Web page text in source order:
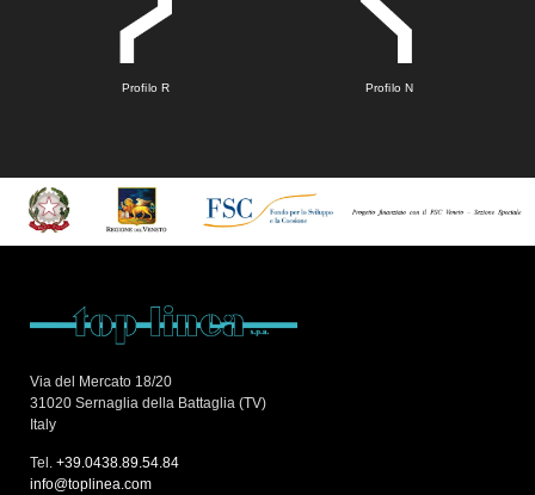
Profilo R Profilo N
Via del Mercato 18/20
31020 Sernaglia della Battaglia (TV)
Italy
Tel. +39.0438.89.54.84
info@toplinea.com